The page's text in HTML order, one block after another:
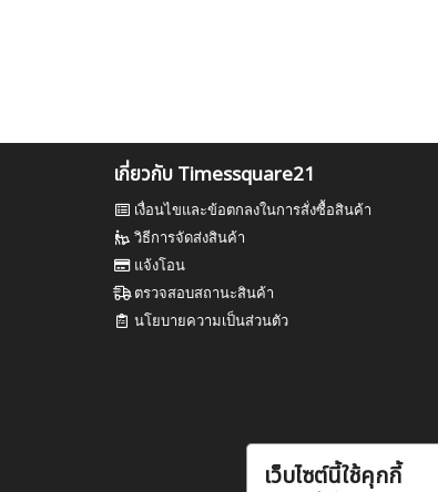
เว็บไซต์นี้ใช้คุกกี้
เกี่ยวกับ Timessquare21
เงื่อนไขและข้อตกลงในการสั่งซื้อสินค้า
วิธีการจัดส่งสินค้า
แจ้งโอน
ตรวจสอบสถานะสินค้า
นโยบายความเป็นส่วนตัว